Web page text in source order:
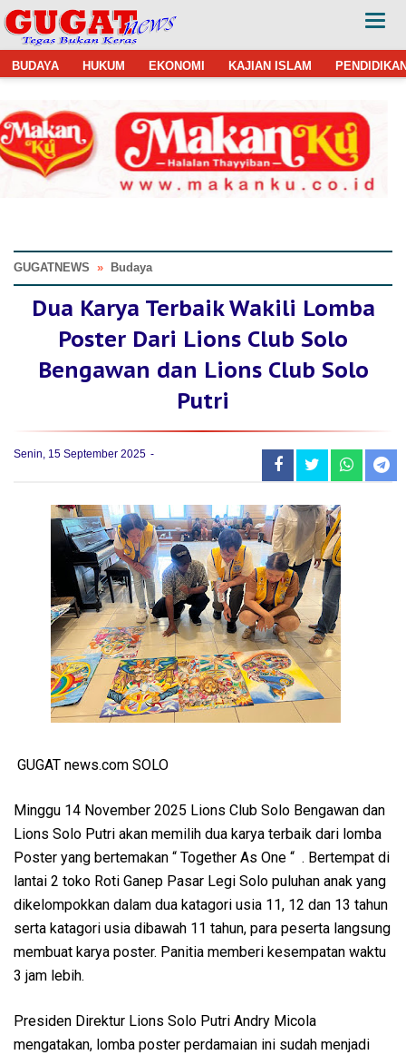
BUDAYA HUKUM EKONOMI KAJIAN ISLAM
GUGATNEWS » Budaya
Dua Karya Terbaik Wakili Lomba
Poster Dari Lions Club Solo
Bengawan dan Lions Club Solo
Putri
Senin, 15 September 2025
GUGAT news.com SOLO
Minggu 14 November 2025 Lions Club Solo Bengawan dan
Lions Solo Putri akan memilih dua karya terbaik dari lomba
Poster yang bertemakan “ Together As One “ . Bertempat di
lantai 2 toko Roti Ganep Pasar Legi Solo puluhan anak yang
dikelompokkan dalam dua katagori usia 11, 12 dan 13 tahun
serta katagori usia dibawah 11 tahun, para peserta langsung
membuat karya poster. Panitia memberi kesempatan waktu
3 jam lebih.
Presiden Direktur Lions Solo Putri Andry Micola
mengatakan, lomba poster perdamaian ini sudah menjadi